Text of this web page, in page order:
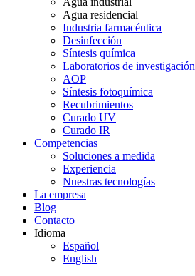
Agua residencial
Industria farmacéutica
Desinfección
Síntesis química
Laboratorios de investigación
AOP
Síntesis fotoquímica
Recubrimientos
Curado UV
Curado IR
Competencias
Soluciones a medida
Experiencia
Nuestras tecnologías
La empresa
Blog
Contacto
Idioma
Español
English